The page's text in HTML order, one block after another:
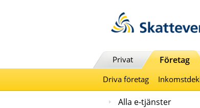
Privat Företag
Driva företag
Alla e-tjänster